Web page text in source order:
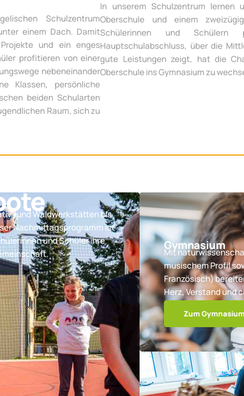
Schulzentrum
einem Dach. Damit
und ein enges
profitieren von einer
nebeneinander
Klassen, persönliche
beiden Schularten
Raum, sich zu
In unserem Schulzentrum lernen
Oberschule und einem
Schülerinnen und
Hauptschulabschluss, über die
gute Leistungen zeigt, hat die
Oberschule ins Gymnasium zu
und Waldwerkstätten bis
Nachmittagsprogramm ist
und Schüler ihre
Gymnasium
Mit
musischem Profil
Französisch)
Herz, Verstand und
Zum Gymnasium